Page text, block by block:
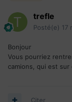
trefle
Posté(e) 17
Bonjour
Vous pourriez
camions, qui est
Citer